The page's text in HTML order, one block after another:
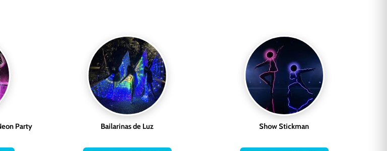
Party Bailarinas de Luz Show Stickman